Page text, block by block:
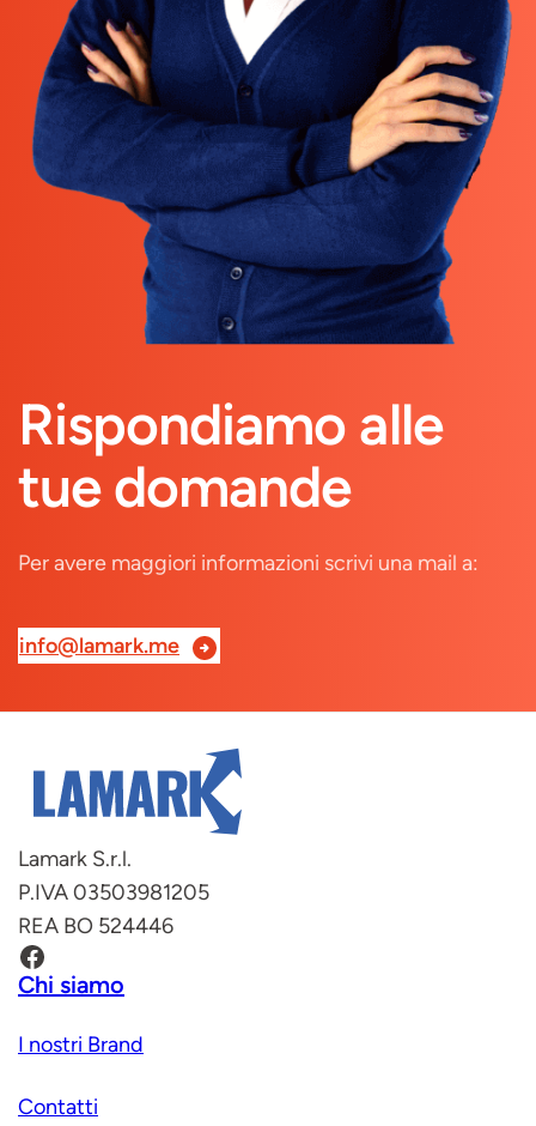
Rispondiamo alle
tue domande
Per avere maggiori informazioni scrivi una mail a:
info@lamark.me
Lamark S.r.l.
P.IVA 03503981205
REA BO 524446
Facebook
Chi siamo
I nostri Brand
Contatti